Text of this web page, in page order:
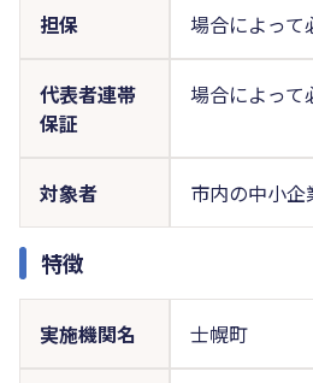
担保 場合によって
代表者連帯
保証
場合によって
対象者 市内の中小企
特徴
実施機関名 士幌町